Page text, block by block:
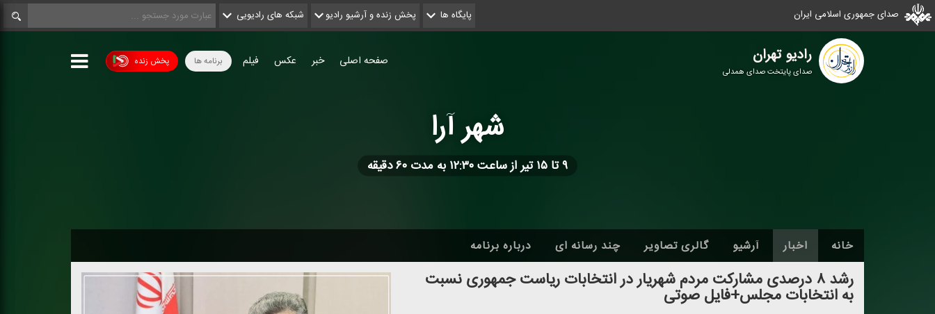
صدای جمهوری اسلامی ایران پایگاه ها پخش زنده و آرشیو رادیو شبکه های رادیویی
رادیو تهران
صدای پایتخت صدای همدلی
پخش زنده برنامه ها صفحه اصلی خبر عکس فیلم
شهر آرا
۹ تا ۱۵ تیر از ساعت ۱۲:۳۰ به مدت ۶۰ دقیقه
خانه اخبار آرشیو گالری تصاویر چند رسانه ای درباره برنامه
رشد ۸ درصدی مشاركت مردم شهریار در انتخابات ریاست جمهوری نسبت
به انتخابات مجلس+فایل صوتی